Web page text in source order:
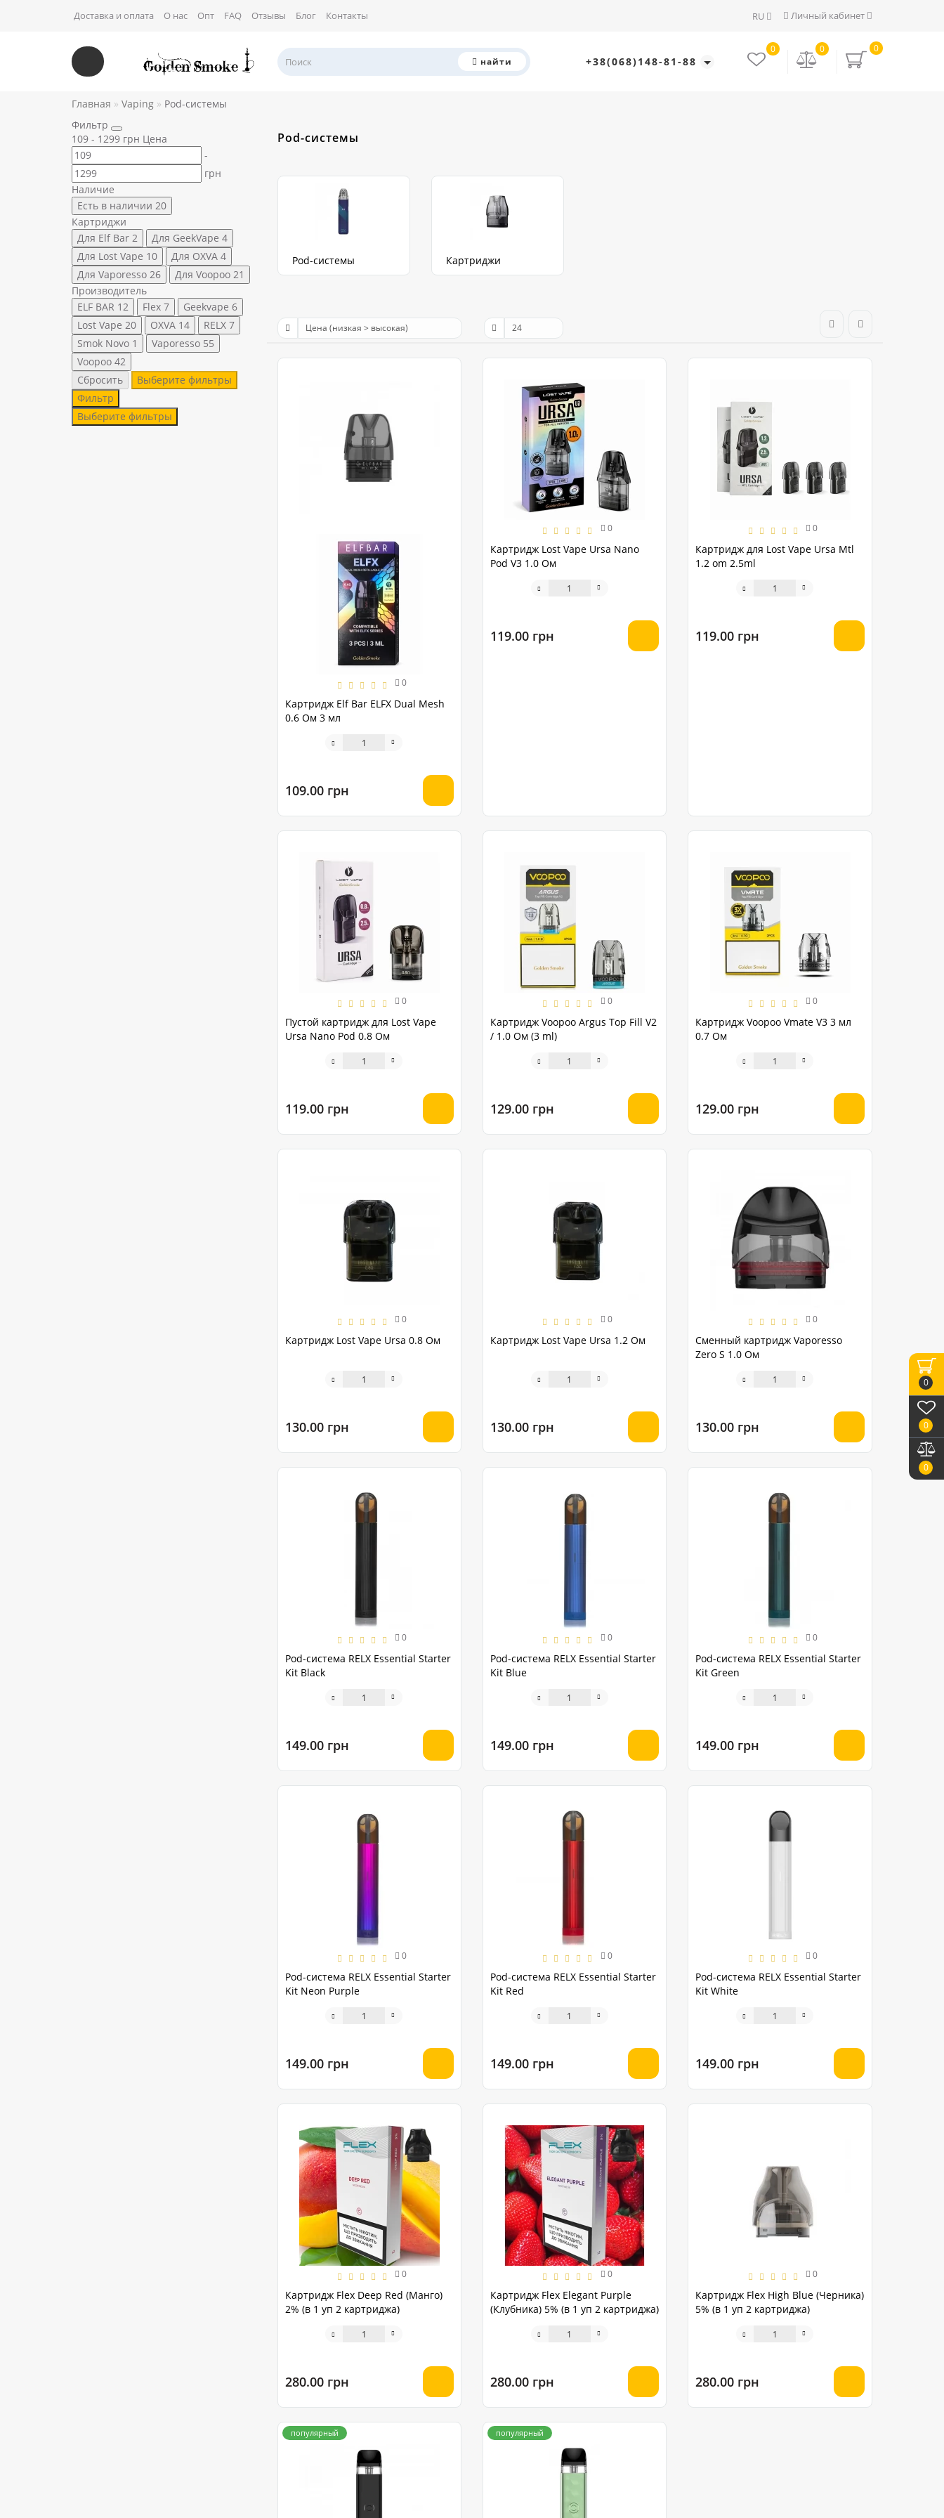
0
0
0
Личный кабинет
RU
Доставка и оплата О нас Опт FAQ Отзывы Блог Контакты
найти +38(068)148-81-88
0
0
0
Главная Vaping
Pod-системы
Фильтр
109 - 1299 грн Цена
-
грн
Наличие
Есть в наличии 20
Картриджи
Для Elf Bar 2 Для GeekVape 4
Для Lost Vape 10 Для OXVA 4
Для Vaporesso 26 Для Voopoo 21
Производитель
ELF BAR 12 Flex 7 Geekvape 6
Lost Vape 20 OXVA 14 RELX 7
Smok Novo 1 Vaporesso 55
Voopoo 42
Сбросить
Выберите фильтры
Фильтр
Выберите фильтры
Pod-системы
Pod-системы Картриджи
0
Картридж Elf Bar ELFX Dual Mesh
0.6 Ом 3 мл
109.00 грн
0
Картридж Lost Vape Ursa Nano
Pod V3 1.0 Ом
119.00 грн
0
Картридж для Lost Vape Ursa Mtl
1.2 om 2.5ml
119.00 грн
0
Пустой картридж для Lost Vape
Ursa Nano Pod 0.8 Ом
119.00 грн
0
Картридж Voopoo Argus Top Fill V2
/ 1.0 Ом (3 ml)
129.00 грн
0
Картридж Voopoo Vmate V3 3 мл
0.7 Ом
129.00 грн
0
Картридж Lost Vape Ursa 0.8 Ом
130.00 грн
0
Картридж Lost Vape Ursa 1.2 Ом
130.00 грн
0
Сменный картридж Vaporesso
Zero S 1.0 Ом
130.00 грн
0
Pod-система RELX Essential Starter
Kit Black
149.00 грн
0
Pod-система RELX Essential Starter
Kit Blue
149.00 грн
0
Pod-система RELX Essential Starter
Kit Green
149.00 грн
0
Pod-система RELX Essential Starter
Kit Neon Purple
149.00 грн
0
Pod-система RELX Essential Starter
Kit Red
149.00 грн
0
Pod-система RELX Essential Starter
Kit White
149.00 грн
0
Картридж Flex Deep Red (Манго)
2% (в 1 уп 2 картриджа)
280.00 грн
0
Картридж Flex Elegant Purple
(Клубника) 5% (в 1 уп 2 картриджа)
280.00 грн
0
Картридж Flex High Blue (Черника)
5% (в 1 уп 2 картриджа)
280.00 грн
популярный популярный